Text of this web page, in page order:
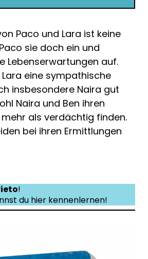
Paco und Lara ist keine
sie doch ein und
Lebenserwartungen auf.
eine sympathische
insbesondere Naira gut
Naira und Ben ihren
mehr als verdächtig finden.
bei ihren Ermittlungen
!
du hier kennenlernen!